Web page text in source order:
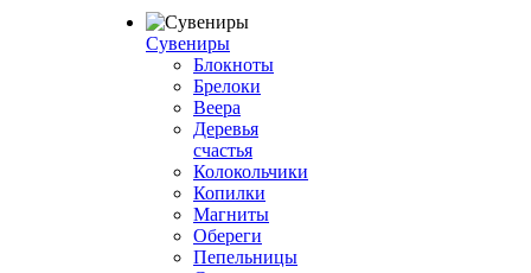
Сувениры
Блокноты
Брелоки
Веера
Деревья
счастья
Колокольчики
Копилки
Магниты
Обереги
Пепельницы